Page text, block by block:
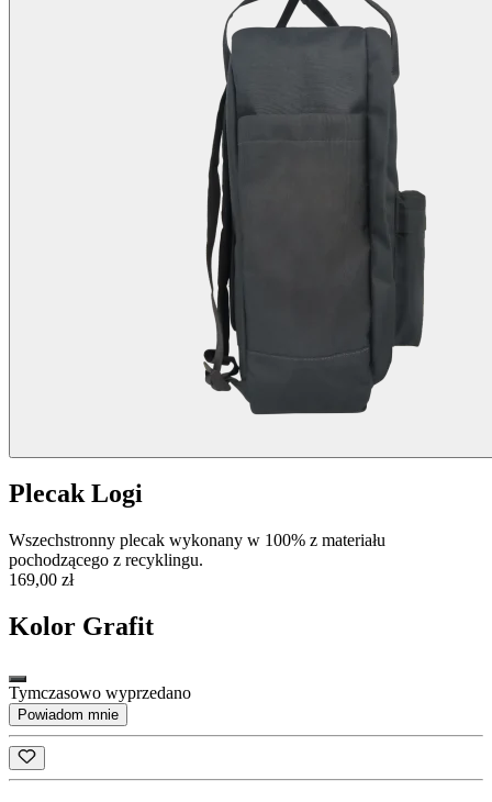
Plecak Logi
Wszechstronny plecak wykonany w 100% z materiału
pochodzącego z recyklingu.
169,00 zł
Kolor Grafit
Tymczasowo wyprzedano
Powiadom mnie